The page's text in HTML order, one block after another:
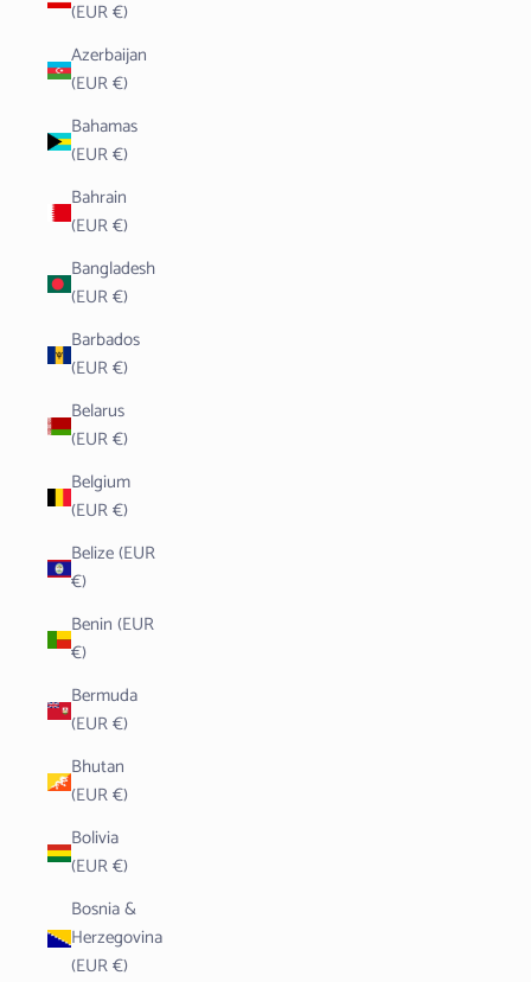
(EUR €)
Azerbaijan
(EUR €)
Bahamas
(EUR €)
Bahrain
(EUR €)
Bangladesh
(EUR €)
Barbados
(EUR €)
Belarus
(EUR €)
Belgium
(EUR €)
Belize (EUR
€)
Benin (EUR
€)
Bermuda
(EUR €)
Bhutan
(EUR €)
Bolivia
(EUR €)
Bosnia &
Herzegovina
(EUR €)